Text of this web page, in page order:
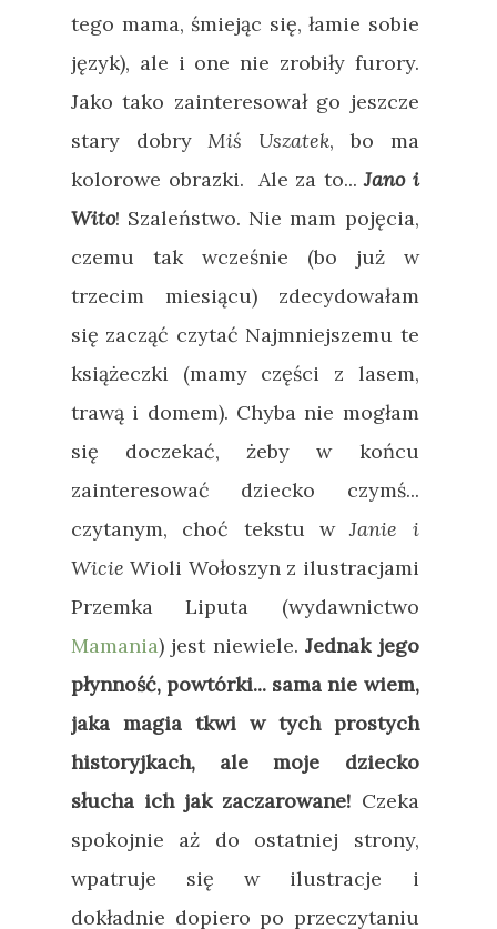
tego mama, śmiejąc się, łamie sobie
język), ale i one nie zrobiły furory.
Jako tako zainteresował go jeszcze
stary dobry Miś Uszatek, bo ma
kolorowe obrazki. Ale za to... Jano i
Wito! Szaleństwo. Nie mam pojęcia,
czemu tak wcześnie (bo już w
trzecim miesiącu) zdecydowałam
się zacząć czytać Najmniejszemu te
książeczki (mamy części z lasem,
trawą i domem). Chyba nie mogłam
się doczekać, żeby w końcu
zainteresować dziecko czymś...
czytanym, choć tekstu wJanie i
Wicie Wioli Wołoszyn z ilustracjami
Przemka Liputa (wydawnictwo
Mamania) jest niewiele.Jednak jego
płynność, powtórki... sama nie wiem,
jaka magia tkwi w tych prostych
historyjkach, ale moje dziecko
słucha ich jak zaczarowane! Czeka
spokojnie aż do ostatniej strony,
wpatruje się w ilustracje i
dokładnie dopiero po przeczytaniu